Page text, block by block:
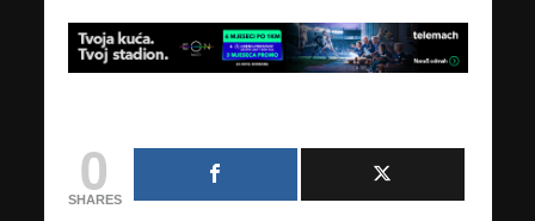
0
SHARES